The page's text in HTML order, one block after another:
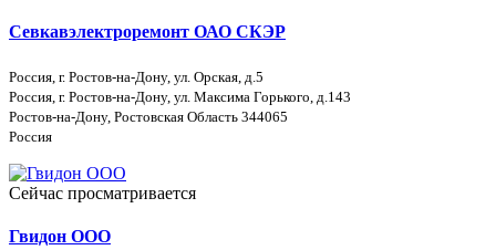
Севкавэлектроремонт ОАО СКЭР
Россия, г. Ростов-на-Дону, ул. Орская, д.5
Россия, г. Ростов-на-Дону, ул. Максима Горького, д.143
Ростов-на-Дону, Ростовская Область 344065
Россия
Сейчас просматривается
Гвидон ООО